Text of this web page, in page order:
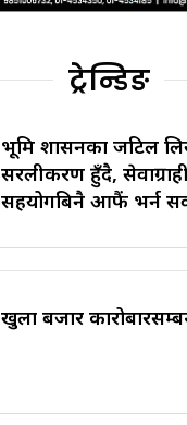
ट्रेन्डिङ
भूमि प्रशासनका जटिल
सरलीकरण हुँदै,
सहयोगबिनै आफैं भर्न
खुला बजार